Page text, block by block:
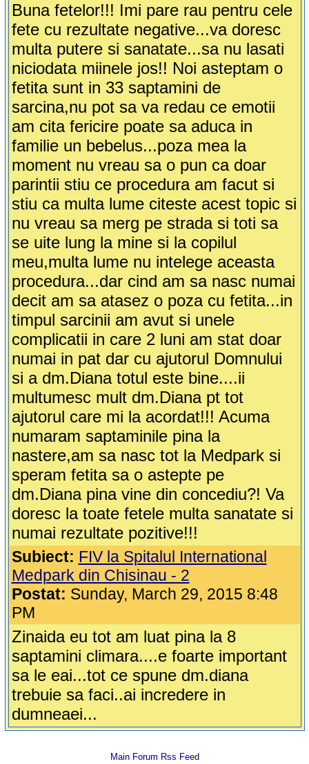
Buna fetelor!!! Imi pare rau pentru cele
fete cu rezultate negative...va doresc
multa putere si sanatate...sa nu lasati
niciodata miinele jos!! Noi asteptam o
fetita sunt in 33 saptamini de
sarcina,nu pot sa va redau ce emotii
am cita fericire poate sa aduca in
familie un bebelus...poza mea la
moment nu vreau sa o pun ca doar
parintii stiu ce procedura am facut si
stiu ca multa lume citeste acest topic si
nu vreau sa merg pe strada si toti sa
se uite lung la mine si la copilul
meu,multa lume nu intelege aceasta
procedura...dar cind am sa nasc numai
decit am sa atasez o poza cu fetita...in
timpul sarcinii am avut si unele
complicatii in care 2 luni am stat doar
numai in pat dar cu ajutorul Domnului
si a dm.Diana totul este bine....ii
multumesc mult dm.Diana pt tot
ajutorul care mi la acordat!!! Acuma
numaram saptaminile pina la
nastere,am sa nasc tot la Medpark si
speram fetita sa o astepte pe
dm.Diana pina vine din concediu?! Va
doresc la toate fetele multa sanatate si
numai rezultate pozitive!!!
Subiect: FIV la Spitalul International
Medpark din Chisinau - 2
Postat: Sunday, March 29, 2015 8:48
PM
Zinaida eu tot am luat pina la 8
saptamini climara....e foarte important
sa le eai...tot ce spune dm.diana
trebuie sa faci..ai incredere in
dumneaei...
Main Forum Rss Feed